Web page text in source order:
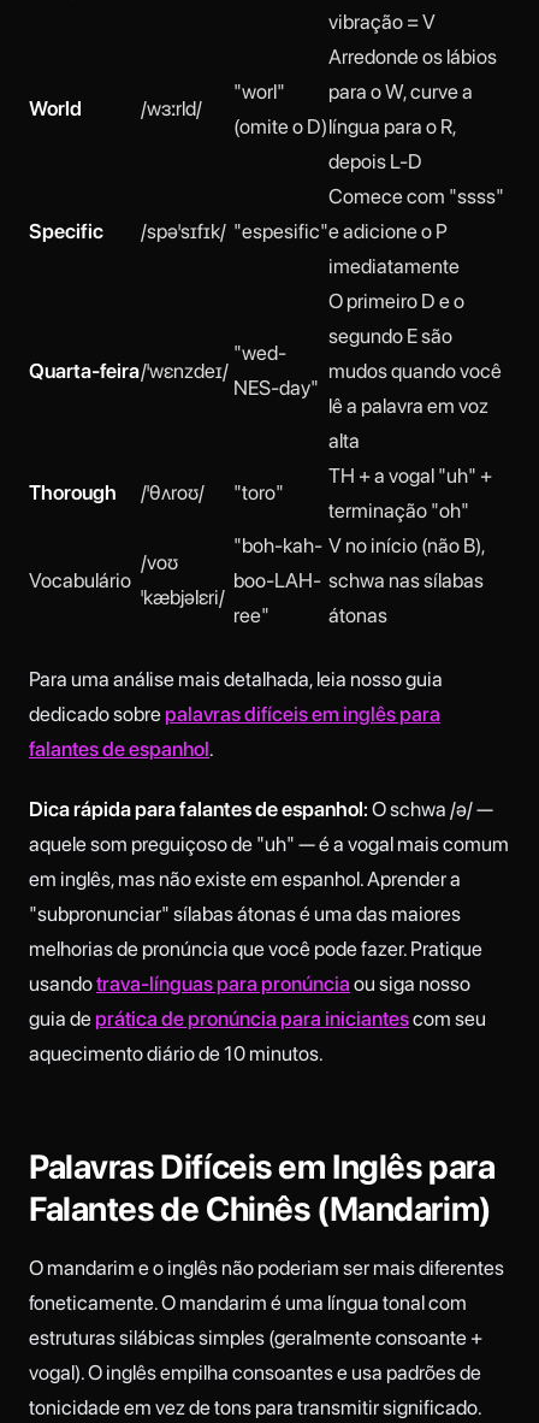
vibração = V
World /wɜːrld/
"worl"
(omite o D)
Arredonde os lábios
para o W, curve a
língua para o R,
depois L-D
Specific /spəˈsɪfɪk/ "espesific"
Comece com "ssss"
e adicione o P
imediatamente
Quarta-feira/ˈwɛnzdeɪ/
"wed-
NES-day"
O primeiro D e o
segundo E são
mudos quando você
lê a palavra em voz
alta
Thorough /ˈθʌroʊ/ "toro"
TH + a vogal "uh" +
terminação "oh"
Vocabulário
/voʊ
ˈkæbjəlɛri/
"boh-kah-
boo-LAH-
ree"
V no início (não B),
schwa nas sílabas
átonas
Para uma análise mais detalhada, leia nosso guia
dedicado sobrepalavras difíceis em inglês para
falantes de espanhol.
Dica rápida para falantes de espanhol: O schwa /ə/ —
aquele som preguiçoso de "uh" — é a vogal mais comum
em inglês, mas não existe em espanhol. Aprender a
"subpronunciar" sílabas átonas é uma das maiores
melhorias de pronúncia que você pode fazer. Pratique
usandotrava-línguas para pronúncia ou siga nosso
guia deprática de pronúncia para iniciantescom seu
aquecimento diário de 10 minutos.
Palavras Difíceis em Inglês para
Falantes de Chinês (Mandarim)
O mandarim e o inglês não poderiam ser mais diferentes
foneticamente. O mandarim é uma língua tonal com
estruturas silábicas simples (geralmente consoante +
vogal). O inglês empilha consoantes e usa padrões de
tonicidade em vez de tons para transmitir significado.